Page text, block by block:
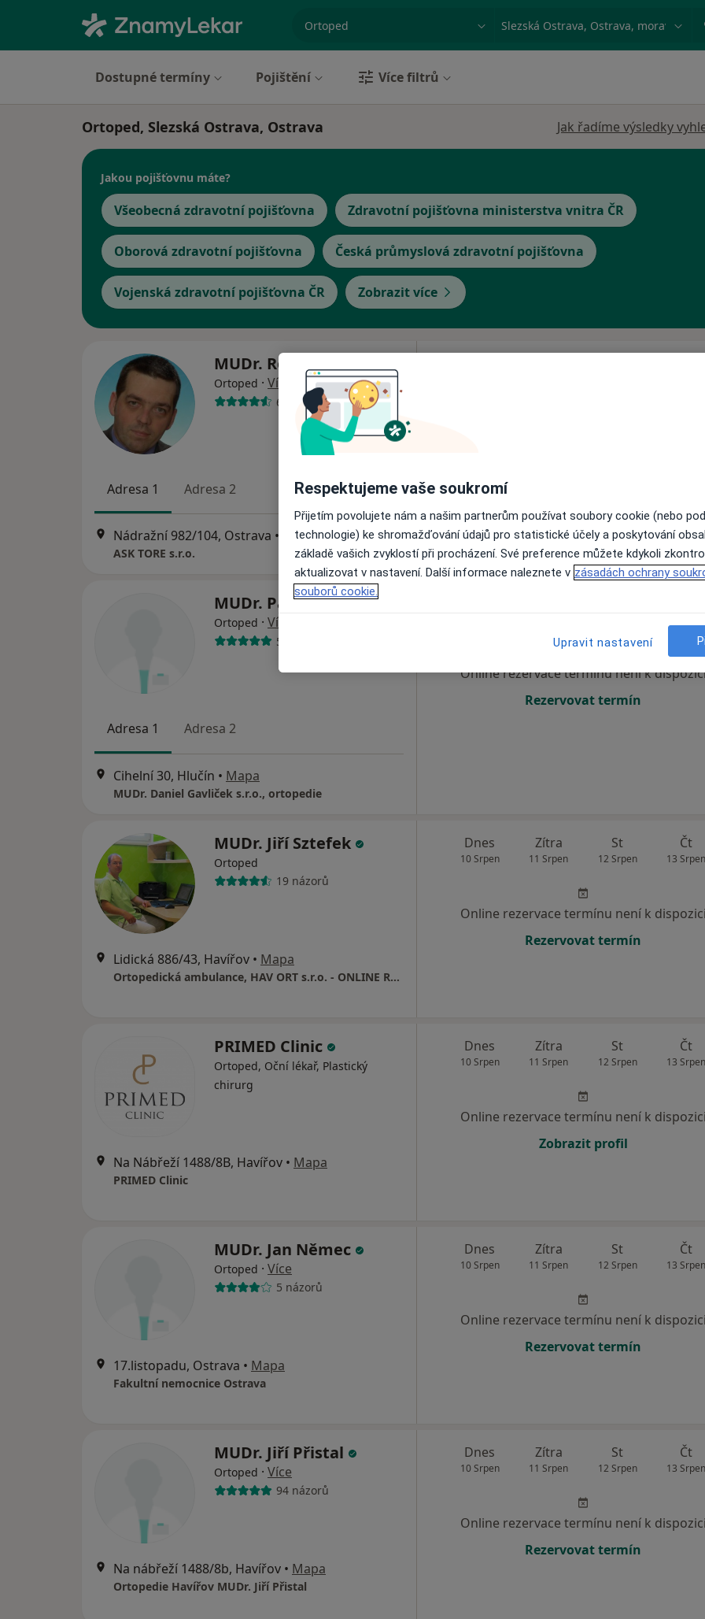
Město nebo region
Dostupné termíny Pojištění Více filtrů
Ortoped, Slezská Ostrava, Ostrava Jak řadíme výsledky
Jakou pojišťovnu máte?
Všeobecná zdravotní pojišťovna Zdravotní pojišťovna ministerstva vnitra ČR
Oborová zdravotní pojišťovna Česká průmyslová zdravotní pojišťovna
Vojenská zdravotní pojišťovna ČR Zobrazit více
MUDr. René Boglevský
Ortoped · Více
63 názorů
Adresa 1 Adresa 2
Nádražní 982/104, Ostrava • Mapa
ASK TORE s.r.o.
MUDr. Patrik Laš
Ortoped · Více
5 názorů
Adresa 1 Adresa 2
Cihelní 30, Hlučín • Mapa
MUDr. Daniel Gavliček s.r.o., ortopedie
Online rezervace termínu není k
Rezervovat termín
MUDr. Jiří Sztefek
Ortoped
19 názorů
Lidická 886/43, Havířov • Mapa
Ortopedická ambulance, HAV ORT s.r.o. - ONLINE REZERVACE Vašeho ošetření na
Dnes
10 Srpen
Zítra
11 Srpen
St
12 Srpen
Čt
13 Srpen
Online rezervace termínu není k dispozici
Rezervovat termín
PRIMED Clinic
Ortoped, Oční lékař, Plastický
chirurg
Na Nábřeží 1488/8B, Havířov • Mapa
PRIMED Clinic
Dnes
10 Srpen
Zítra
11 Srpen
St
12 Srpen
Čt
13 Srpen
Online rezervace termínu není k dispozici
Zobrazit profil
MUDr. Jan Němec
Ortoped · Více
5 názorů
17.listopadu, Ostrava • Mapa
Fakultní nemocnice Ostrava
Dnes
10 Srpen
Zítra
11 Srpen
St
12 Srpen
Čt
13 Srpen
Online rezervace termínu není k dispozici
Rezervovat termín
MUDr. Jiří Přistal
Ortoped · Více
94 názorů
Na nábřeží 1488/8b, Havířov • Mapa
Ortopedie Havířov MUDr. Jiří Přistal
Dnes
10 Srpen
Zítra
11 Srpen
St
12 Srpen
Čt
13 Srpen
Online rezervace termínu není k dispozici
Rezervovat termín
Respektujeme vaše soukromí
Přijetím povolujete nám a našim partnerům používat soubory cookie (nebo
technologie) ke shromažďování údajů pro statistické účely a poskytování
základě vašich zvyklostí při procházení. Své preference můžete kdykoli
aktualizovat v nastavení. Další informace naleznete v zásadách ochrany
souborů cookie.
Upravit nastavení